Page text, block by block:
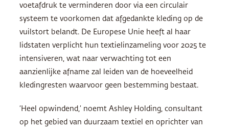
voetafdruk te verminderen door via een circulair
systeem te voorkomen dat afgedankte kleding op de
vuilstort belandt. De Europese Unie heeft al haar
lidstaten verplicht hun textielinzameling voor 2025 te
intensiveren, wat naar verwachting tot een
aanzienlijke afname zal leiden van de hoeveelheid
kledingresten waarvoor geen bestemming bestaat.
‘Heel opwindend,’ noemt Ashley Holding, consultant
op het gebied van duurzaam textiel en oprichter van